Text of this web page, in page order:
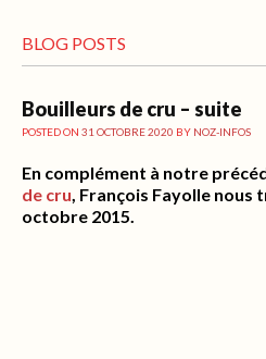
BLOG POSTS
Bouilleurs de cru – suite
POSTED ON 31 OCTOBRE 2020 BY NOZ-INFOS
En complément à notre
de cru , François Fayolle
octobre 2015.